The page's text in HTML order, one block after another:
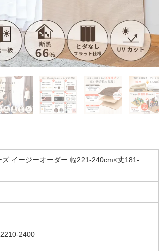
イージーオーダー 幅221-240cm×丈181-
2210-2400